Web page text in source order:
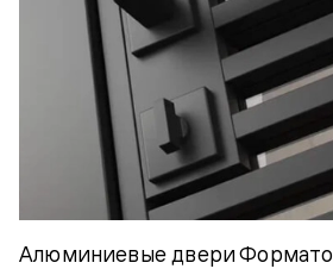
Алюминиевые двери Формато